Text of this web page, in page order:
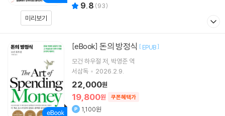
미리보기
9.8 (93)
[eBook] 돈의 방정식 [ EPUB]
모건 하우절 저 박영준 역
서삼독
2026.2.9.
19,800원 쿠폰혜택가
22,000원
1,100원